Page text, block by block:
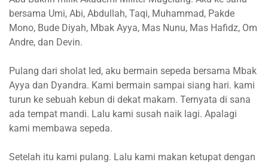
bersama Umi, Abi, Abdullah, Taqi, Muhammad, Pakde
Mono, Bude Diyah, Mbak Ayya, Mas Nunu, Mas Hafidz, Om
Andre, dan Devin.
Pulang dari sholat Ied, aku bermain sepeda bersama Mbak
Ayya dan Dyandra. Kami bermain sampai siang hari. kami
turun ke sebuah kebun di dekat makam. Ternyata di sana
ada tempat mandi. Lalu kami susah naik lagi. Apalagi
kami membawa sepeda.
Setelah itu kami pulang. Lalu kami makan ketupat dengan